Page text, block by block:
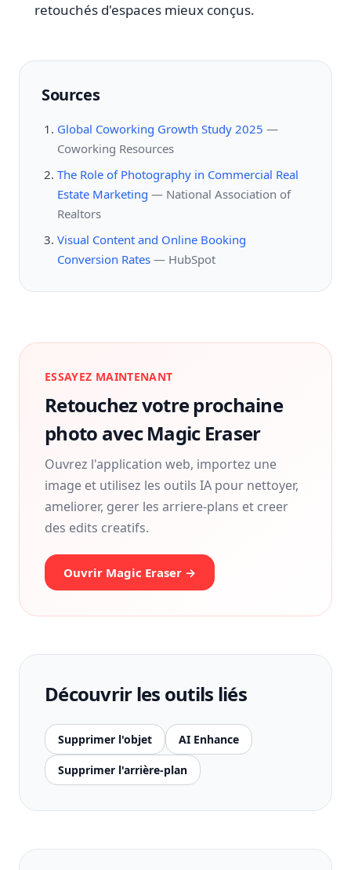
retouchés d'espaces mieux conçus.
Sources
Global Coworking Growth Study 2025 —
Coworking Resources
The Role of Photography in Commercial Real
Estate Marketing — National Association of
Realtors
Visual Content and Online Booking
Conversion Rates — HubSpot
ESSAYEZ MAINTENANT
Retouchez votre prochaine
photo avec Magic Eraser
Ouvrez l'application web, importez une
image et utilisez les outils IA pour nettoyer,
ameliorer, gerer les arriere-plans et creer
des edits creatifs.
Ouvrir Magic Eraser →
Découvrir les outils liés
Supprimer l'objet AI Enhance
Supprimer l'arrière-plan